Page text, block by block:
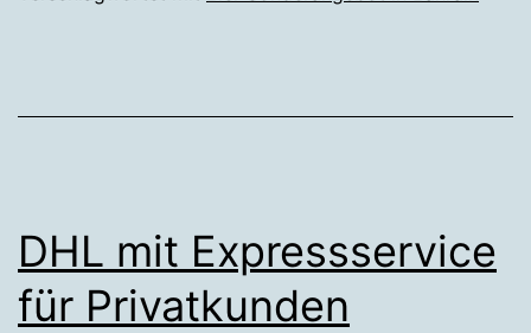
DHL mit Expressservice
für Privatkunden